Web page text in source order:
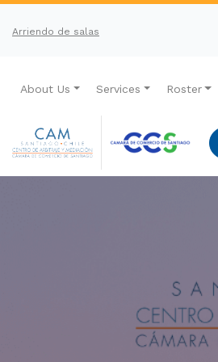
Arriendo de salas
About Us Services Roster